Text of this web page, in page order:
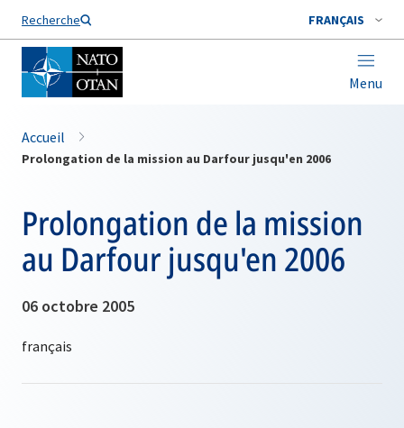
Recherche FRANÇAIS
Menu
Nom de famille*
Accueil
Prolongation de la mission au Darfour jusqu'en 2006
Prolongation de la mission
au Darfour jusqu'en 2006
06 octobre 2005